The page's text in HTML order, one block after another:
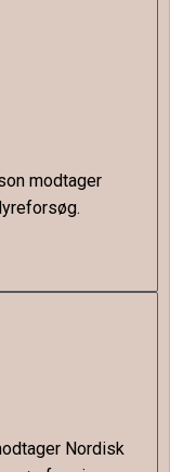
modtager
Nordisk